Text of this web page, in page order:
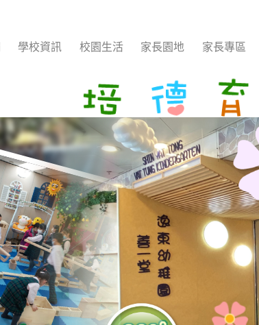
學校資訊 校園生活 家長園地 家長專區